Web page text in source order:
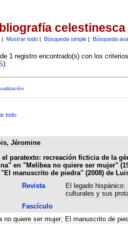
celestinesca
| Mostrar todo| Búsqueda simple| Búsqueda
1 registro encontrado(s) con los
):
todo
Jéromine
el paratexto: recreación ficticia de la
en "Melibea no quiere ser mujer"
manuscrito de piedra" (2008) de
Revista
El legado
culturales y sus
Fascículo
no quiere ser mujer; El manuscrito de